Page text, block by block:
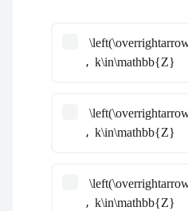
, k\in\mathbb{Z}
, k\in\mathbb{Z}
, k\in\mathbb{Z}